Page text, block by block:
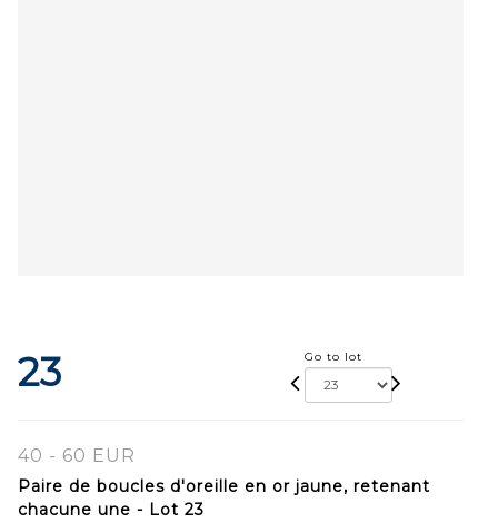
23 Go to lot
40 - 60 EUR
Paire de boucles d'oreille en or jaune, retenant
chacune une - Lot 23